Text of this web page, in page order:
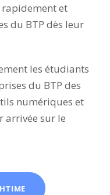
et
du BTP dès leur
les étudiants
du BTP des
numériques et
arrivée sur le